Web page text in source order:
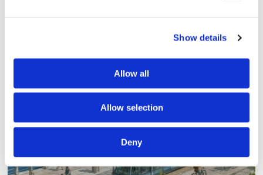
Show details
Allow all
Allow selection
Deny
Lars ”Lasse” Fransén